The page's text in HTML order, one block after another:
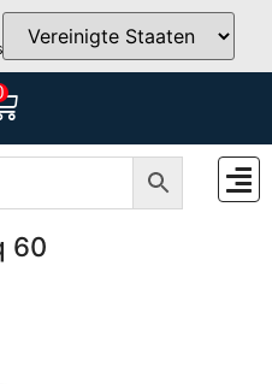
info@teutschtech.com
60